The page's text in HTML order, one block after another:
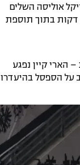
דאיו אופמקאנו המשיך את הקצב המסחרר ואיזן (38), מייקל אוליסה השלים
דקות בתוך תוספת
הארי קיין נפגע
לספסל בדקה ה-90. דניאל פרץ ישב על הספסל בהיעדרו